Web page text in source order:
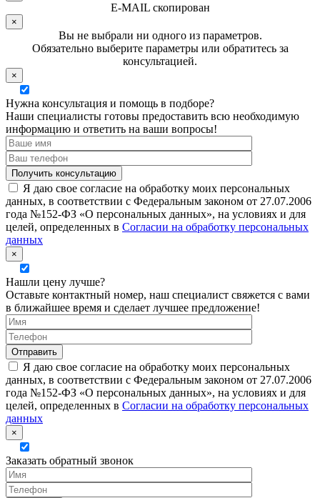
E-MAIL скопирован
×
Вы не выбрали ни одного из параметров.
Обязательно выберите параметры или обратитесь за
консультацией.
×
Нужна консультация и помощь в подборе?
Наши специалисты готовы предоставить всю необходимую
информацию и ответить на ваши вопросы!
Я даю свое согласие на обработку моих персональных
данных, в соответствии с Федеральным законом от 27.07.2006
года №152-ФЗ «О персональных данных», на условиях и для
целей, определенных в Согласии на обработку персональных
данных
×
Нашли цену лучше?
Оставьте контактный номер, наш специалист свяжется с вами
в ближайшее время и сделает лучшее предложение!
Я даю свое согласие на обработку моих персональных
данных, в соответствии с Федеральным законом от 27.07.2006
года №152-ФЗ «О персональных данных», на условиях и для
целей, определенных в Согласии на обработку персональных
данных
×
Заказать обратный звонок